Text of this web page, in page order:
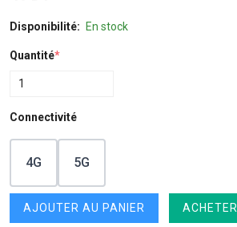
Disponibilité: En stock
Quantité*
Connectivité
4G 5G
AJOUTER AU PANIER ACHETER